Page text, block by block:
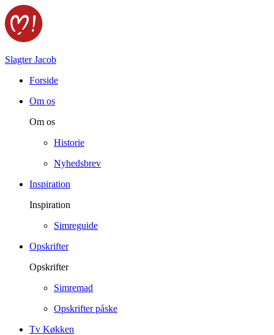
Slagter Jacob
Forside
Om os
Om os
Historie
Nyhedsbrev
Inspiration
Inspiration
Simreguide
Opskrifter
Opskrifter
Simremad
Opskrifter påske
Tv Køkken